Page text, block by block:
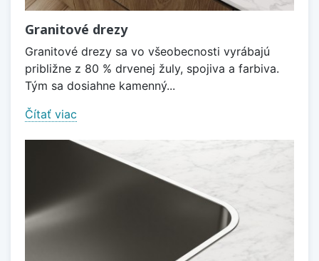
Granitové drezy
Granitové drezy sa vo všeobecnosti vyrábajú
približne z 80 % drvenej žuly, spojiva a farbiva.
Tým sa dosiahne kamenný...
Čítať viac